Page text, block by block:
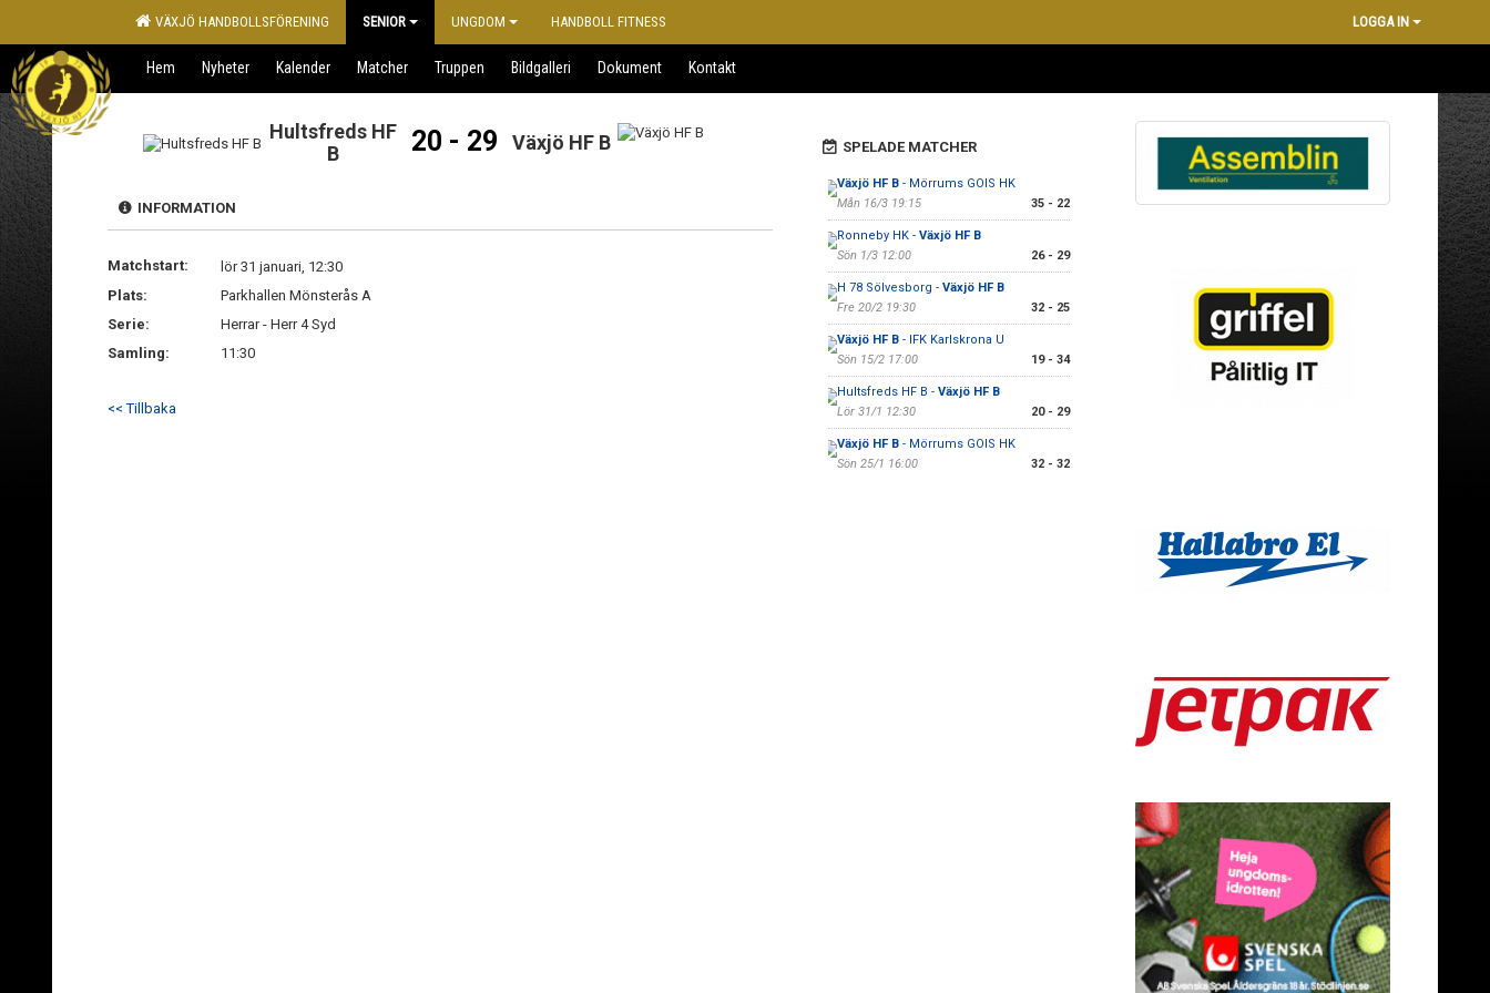
VÄXJÖ HANDBOLLSFÖRENING SENIOR UNGDOM HANDBOLL FITNESS LOGGA IN
Hem Nyheter Kalender Matcher Truppen Bildgalleri Dokument Kontakt
Hultsfreds HF
B
20 - 29 Växjö HF B
INFORMATION
Matchstart:
lör 31 januari, 12:30
Plats:
Parkhallen Mönsterås A
Serie:
Herrar - Herr 4 Syd
Samling:
11:30
<< Tillbaka
SPELADE MATCHER
Växjö HF B- Mörrums GOIS HK
Mån 16/3 19:15
35 - 22
Ronneby HK - Växjö HF B
Sön 1/3 12:00
26 - 29
H 78 Sölvesborg - Växjö HF B
Fre 20/2 19:30
32 - 25
Växjö HF B- IFK Karlskrona U
Sön 15/2 17:00
19 - 34
Hultsfreds HF B - Växjö HF B
Lör 31/1 12:30
20 - 29
Växjö HF B- Mörrums GOIS HK
Sön 25/1 16:00
32 - 32